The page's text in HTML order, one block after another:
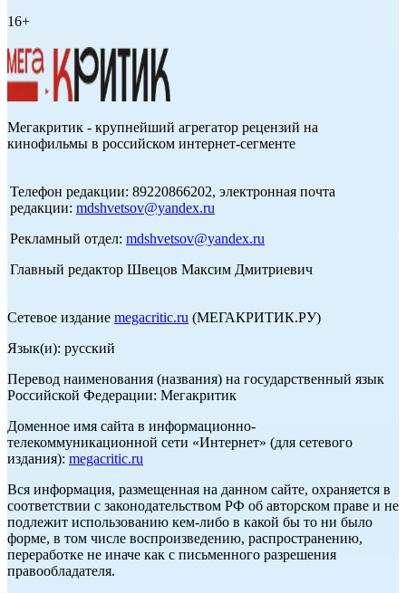
16+
Мегакритик - крупнейший агрегатор рецензий на
кинофильмы в российском интернет-сегменте
Телефон редакции: 89220866202, электронная почта
редакции: mdshvetsov@yandex.ru
Рекламный отдел: mdshvetsov@yandex.ru
Главный редактор Швецов Максим Дмитриевич
Сетевое издание megacritic.ru (МЕГАКРИТИК.РУ)
Язык(и): русский
Перевод наименования (названия) на государственный язык
Российской Федерации: Мегакритик
Доменное имя сайта в информационно-
телекоммуникационной сети «Интернет» (для сетевого
издания): megacritic.ru
Вся информация, размещенная на данном сайте, охраняется в
соответствии с законодательством РФ об авторском праве и не
подлежит использованию кем-либо в какой бы то ни было
форме, в том числе воспроизведению, распространению,
переработке не иначе как с письменного разрешения
правообладателя.